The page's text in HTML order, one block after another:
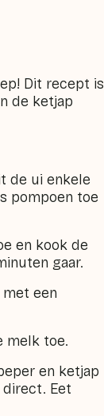
Dit recept is
de ketjap
de ui enkele
pompoen toe
en kook de
gaar.
een
melk toe.
en ketjap
direct. Eet